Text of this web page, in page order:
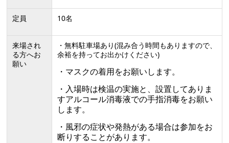
定員 10名
来場され
る方へお
願い
・無料駐車場あり(混み合う時間もありますので、
余裕を持ってお出かけください)
・マスクの着用をお願いします。
・入場時は検温の実施と、設置してありま
すアルコール消毒液での手指消毒をお願い
します。
・風邪の症状や発熱がある場合は参加をお
断りすることがあります。